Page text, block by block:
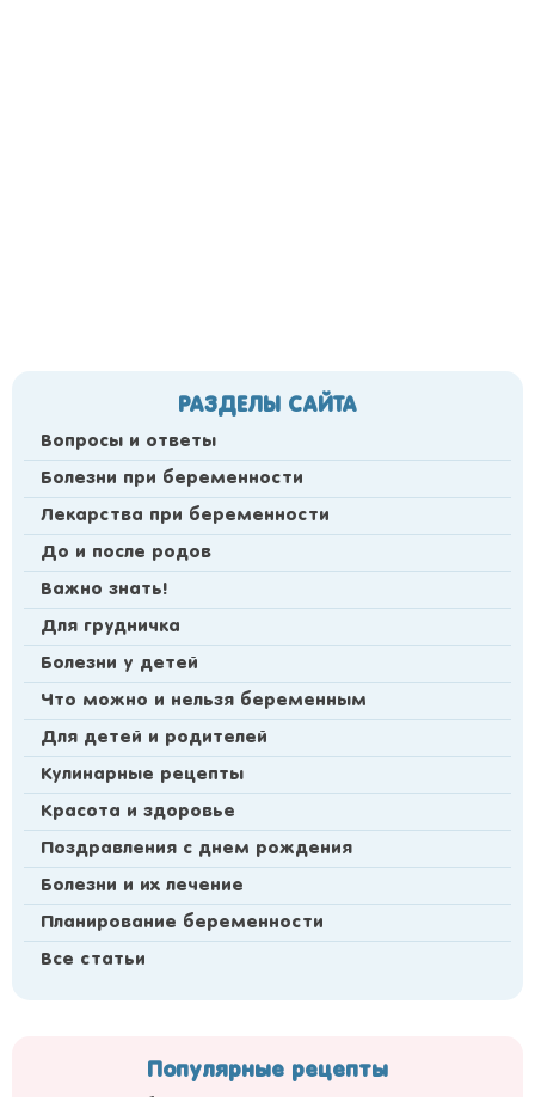
РАЗДЕЛЫ САЙТА
Вопросы и ответы
Болезни при беременности
Лекарства при беременности
До и после родов
Важно знать!
Для грудничка
Болезни у детей
Что можно и нельзя беременным
Для детей и родителей
Кулинарные рецепты
Красота и здоровье
Поздравления с днем рождения
Болезни и их лечение
Планирование беременности
Все статьи
Популярные рецепты